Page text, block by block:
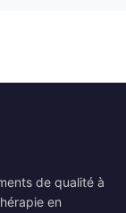
de qualité à
en